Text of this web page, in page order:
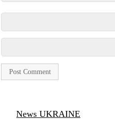
News UKRAINE